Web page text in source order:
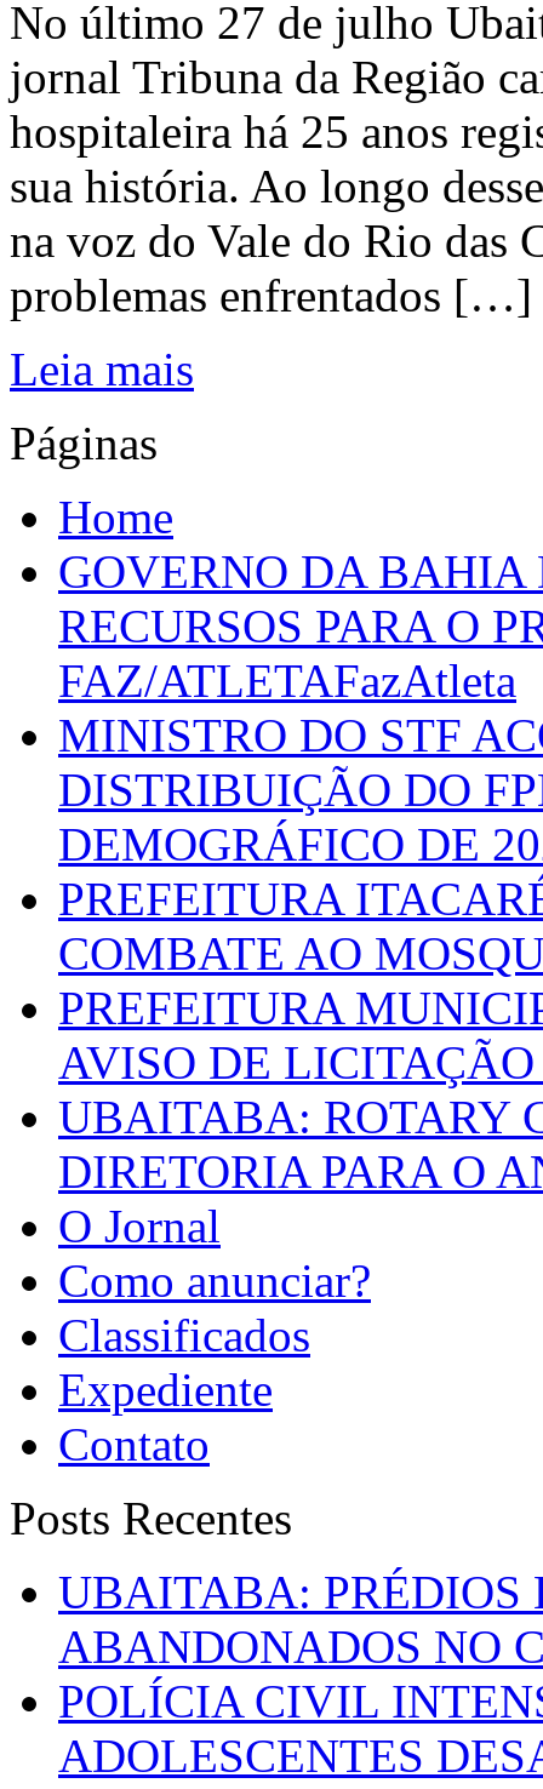
No último 27 de julho
jornal Tribuna da Região
hospitaleira há 25 anos
sua história. Ao longo
na voz do Vale do Rio das
problemas enfrentados […]
Leia mais
Páginas
Home
GOVERNO DA
RECURSOS PARA O
FAZ/ATLETAFazAtleta
MINISTRO DO STF
DISTRIBUIÇÃO DO
DEMOGRÁFICO DE
PREFEITURA
COMBATE AO
PREFEITURA
AVISO DE LICITAÇÃO
UBAITABA: ROTARY
DIRETORIA PARA O
O Jornal
Como anunciar?
Classificados
Expediente
Contato
Posts Recentes
UBAITABA: PRÉDIOS
ABANDONADOS NO
POLÍCIA CIVIL
ADOLESCENTES